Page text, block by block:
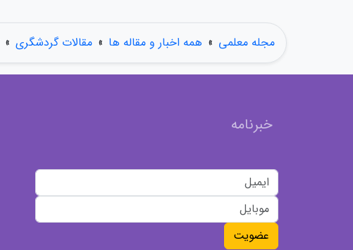
مجله معلمی » همه اخبار و مقاله ها » مقالات گردشگری »
خبرنامه
عضویت